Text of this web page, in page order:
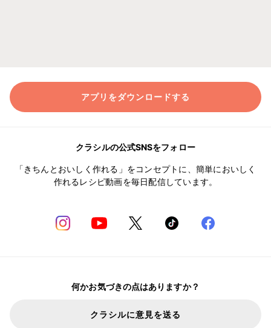
アプリをダウンロードする
クラシルの公式SNSをフォロー
「きちんとおいしく作れる」をコンセプトに、簡単においしく
作れるレシピ動画を毎日配信しています。
何かお気づきの点はありますか？
クラシルに意見を送る